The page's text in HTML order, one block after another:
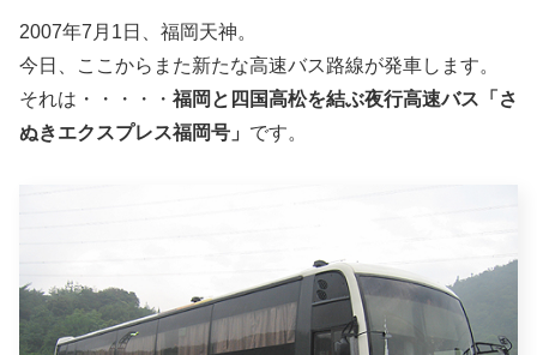
2007年7月1日、福岡天神。
今日、ここからまた新たな高速バス路線が発車します。
それは・・・・・ 福岡と四国高松を結ぶ夜行高速バス「さ
ぬきエクスプレス福岡号」 です。